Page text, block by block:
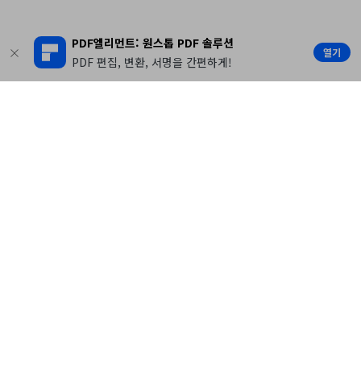
PDF엘리먼트: 원스톱 PDF 솔루션
PDF 편집, 변환, 서명을 간편하게!
열기